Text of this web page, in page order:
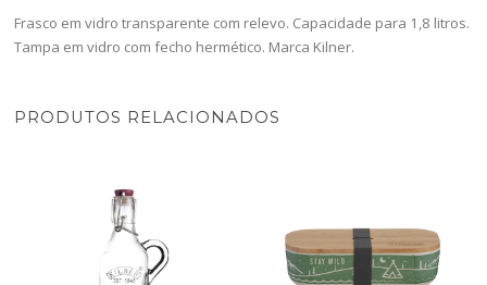
Frasco em vidro transparente com relevo. Capacidade para 1,8 litros.
Tampa em vidro com fecho hermético. Marca Kilner.
PRODUTOS RELACIONADOS